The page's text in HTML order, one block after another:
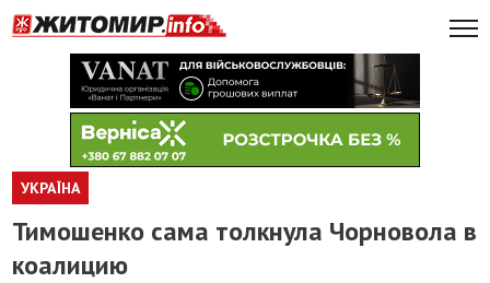
УКРАЇНА
Тимошенко сама толкнула Чорновола в
коалицию